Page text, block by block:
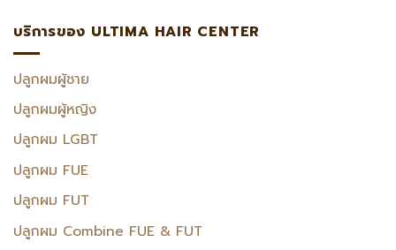
บริการของ ULTIMA HAIR CENTER
ปลูกผมผู้ชาย
ปลูกผมผู้หญิง
ปลูกผม LGBT
ปลูกผม FUE
ปลูกผม FUT
ปลูกผม Combine FUE & FUT